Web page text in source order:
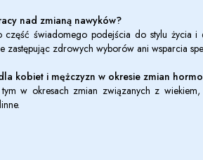
nad zmianą nawyków?
świadomego podejścia do stylu życia i
zastępując zdrowych wyborów ani wsparcia
kobiet i mężczyzn w okresie zmian
w okresach zmian związanych z